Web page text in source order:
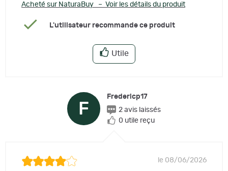
Acheté sur NaturaBuy – Voir les détails du produit
L'utilisateur recommande ce produit
Utile
F
Fredericp17
2 avis laissés
0 utile reçu
le 08/06/2026